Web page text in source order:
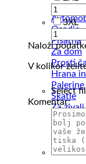
Orodje
Pisarna
Za dom
Prosti
Hrana
Palerine
Škatle
Za živali
Vsi
3XL
Naloži
V kolikor
Select
Komentar: